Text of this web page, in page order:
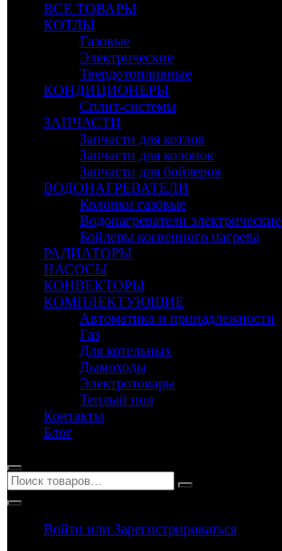
ВСЕ ТОВАРЫ
КОТЛЫ
Газовые
Электрические
Твердотопливные
КОНДИЦИОНЕРЫ
Сплит-системы
ЗАПЧАСТИ
Запчасти для котлов
Запчасти для колонок
Запчасти для бойлеров
ВОДОНАГРЕВАТЕЛИ
Колонки газовые
Водонагреватели электрические
Бойлеры косвенного нагрева
РАДИАТОРЫ
НАСОСЫ
КОНВЕКТОРЫ
КОМПЛЕКТУЮЩИЕ
Автоматика и принадлежности
Газ
Для котельных
Дымоходы
Электротовары
Теплый пол
Контакты
Блог
Войти или Зарегистрироваться